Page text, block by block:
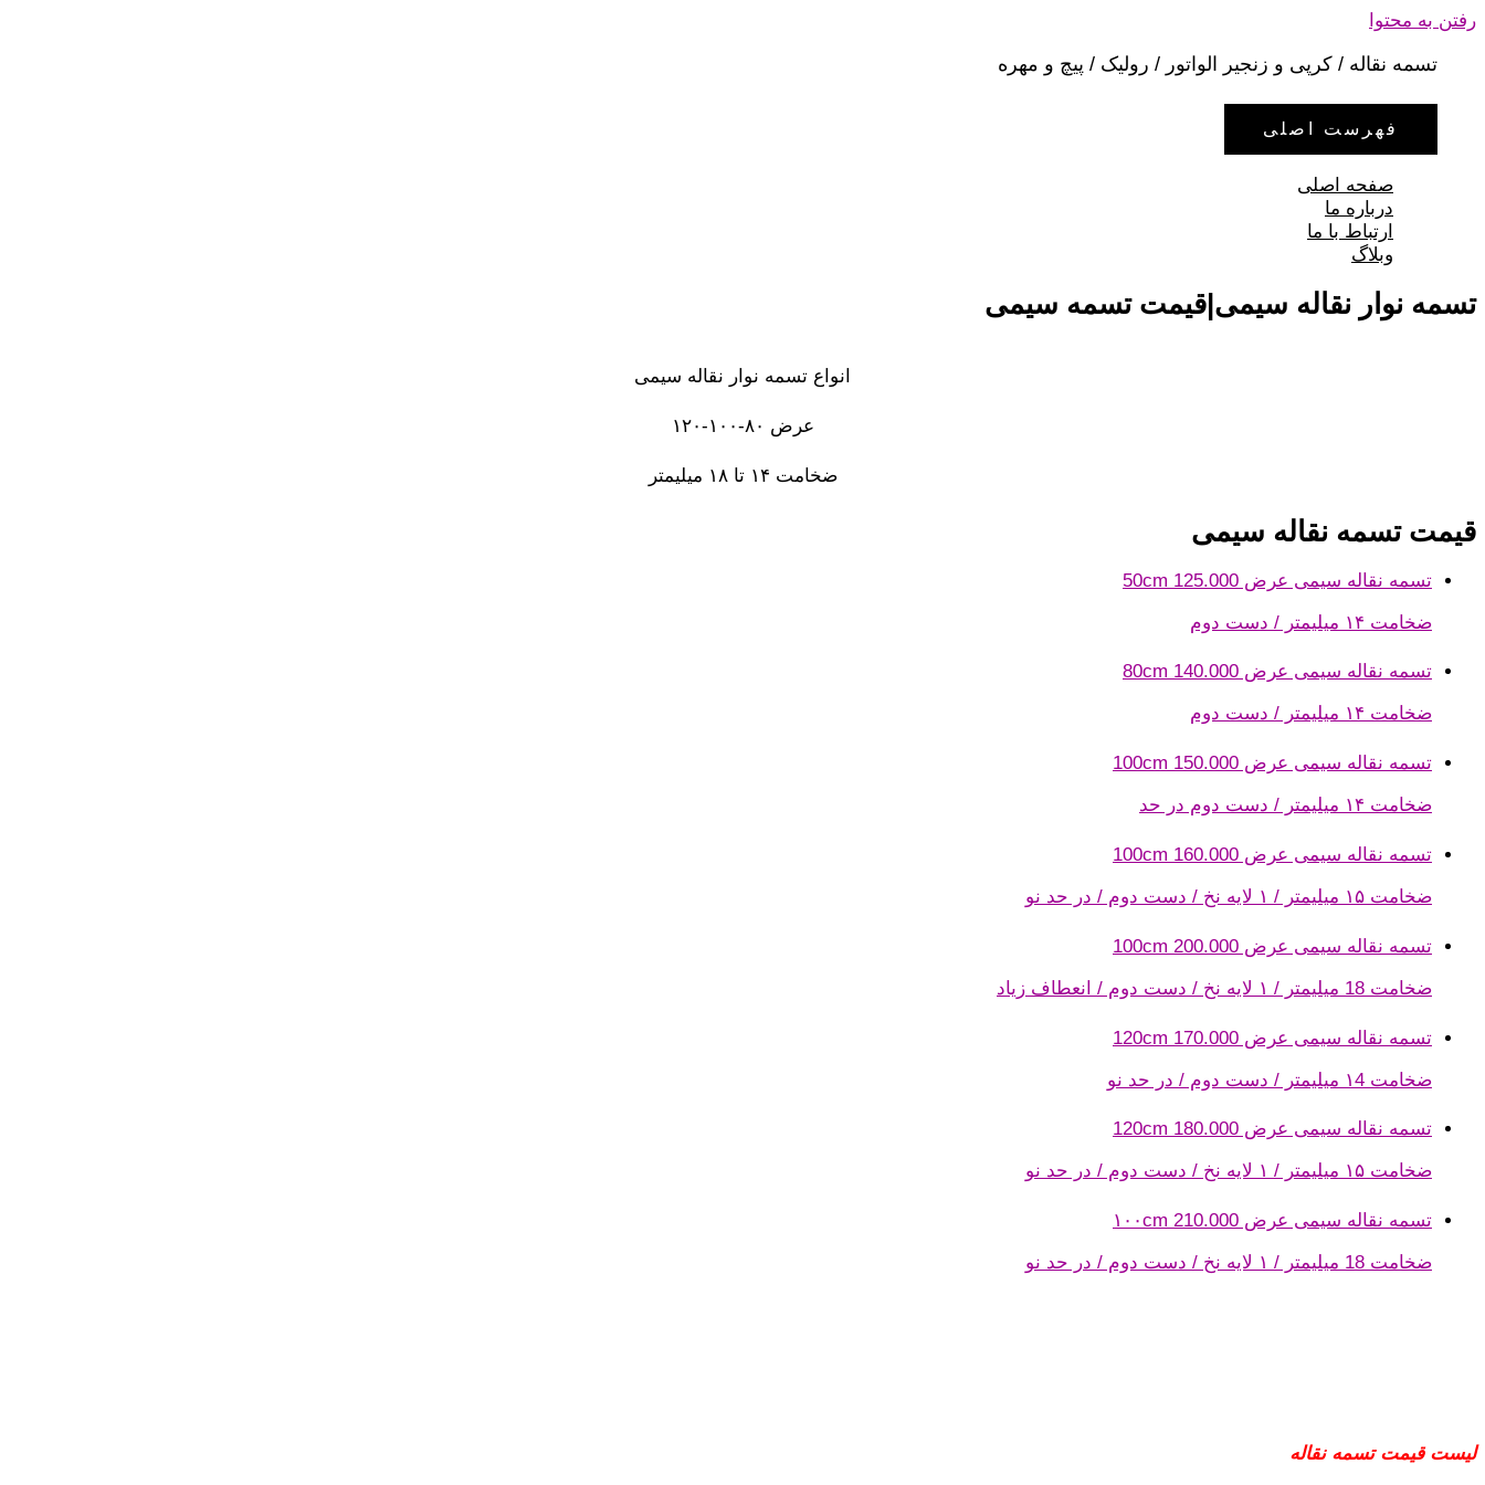
رفتن به محتوا
تسمه نقاله / کرپی و زنجیر الواتور / رولیک / پیچ و مهره
فهرست اصلی
صفحه اصلی
درباره ما
ارتباط با ما
وبلاگ
تسمه نوار نقاله سیمی|قیمت تسمه سیمی
انواع تسمه نوار نقاله سیمی
عرض ۸۰-۱۰۰-۱۲۰
ضخامت ۱۴ تا ۱۸ میلیمتر
قیمت تسمه نقاله سیمی
تسمه نقاله سیمی عرض 50cm 125.000
ضخامت ۱۴ میلیمتر / دست دوم
تسمه نقاله سیمی عرض 80cm 140.000
ضخامت ۱۴ میلیمتر / دست دوم
تسمه نقاله سیمی عرض 100cm 150.000
ضخامت ۱۴ میلیمتر / دست دوم در حد
تسمه نقاله سیمی عرض 100cm 160.000
ضخامت ۱۵ میلیمتر / ۱ لایه نخ / دست دوم / در حد نو
تسمه نقاله سیمی عرض 100cm 200.000
ضخامت 18 میلیمتر / ۱ لایه نخ / دست دوم / انعطاف زیاد
تسمه نقاله سیمی عرض 120cm 170.000
ضخامت ۱4 میلیمتر / دست دوم / در حد نو
تسمه نقاله سیمی عرض 120cm 180.000
ضخامت ۱۵ میلیمتر / ۱ لایه نخ / دست دوم / در حد نو
تسمه نقاله سیمی عرض ۱۰۰cm 210.000
ضخامت 18 میلیمتر / ۱ لایه نخ / دست دوم / در حد نو
لیست قیمت تسمه نقاله